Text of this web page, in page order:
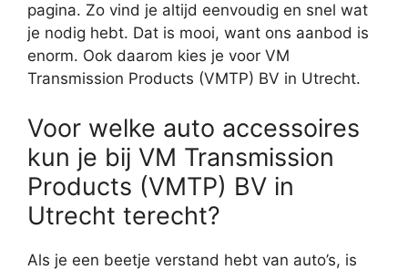
pagina. Zo vind je altijd eenvoudig en snel wat
je nodig hebt. Dat is mooi, want ons aanbod is
enorm. Ook daarom kies je voor VM
Transmission Products (VMTP) BV in Utrecht.
Voor welke auto accessoires
kun je bij VM Transmission
Products (VMTP) BV in
Utrecht terecht?
Als je een beetje verstand hebt van auto’s, is